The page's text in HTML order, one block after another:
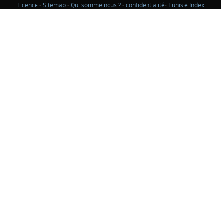
Licence - Sitemap - Qui somme nous ? - confidentialité- Tunisie Index